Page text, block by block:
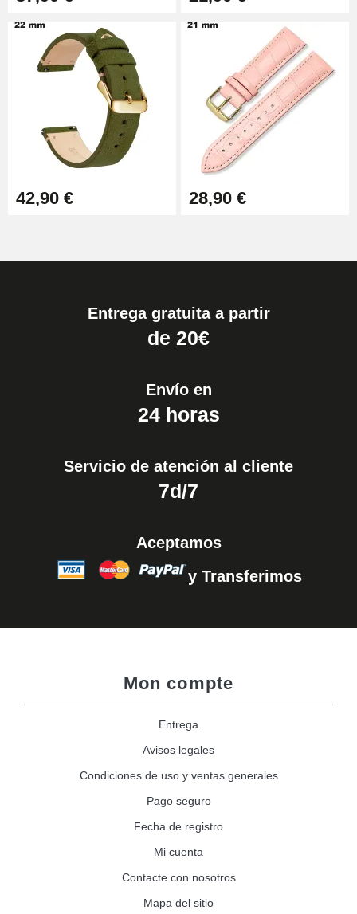
42,90 € 28,90 €
Entrega gratuita a partir
de 20€
Envío en
24 horas
Servicio de atención al cliente
7d/7
Aceptamos
y Transferimos
Mon compte
Entrega
Avisos legales
Condiciones de uso y ventas generales
Pago seguro
Fecha de registro
Mi cuenta
Contacte con nosotros
Mapa del sitio